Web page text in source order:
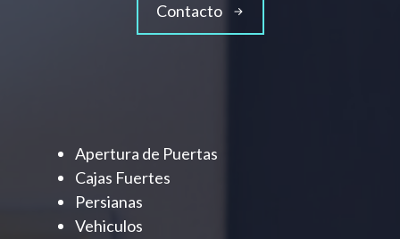
Contacto
Apertura de Puertas
Cajas Fuertes
Persianas
Vehiculos